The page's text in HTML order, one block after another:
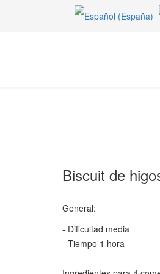
Biscuit de
General:
- Dificultad media
- Tiempo 1 hora